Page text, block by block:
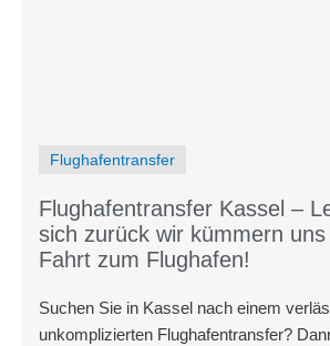
Flughafentransfer
Flughafentransfer Kassel –
sich zurück wir kümmern
Fahrt zum Flughafen!
Suchen Sie in Kassel nach einem
unkomplizierten Flughafentransfer?